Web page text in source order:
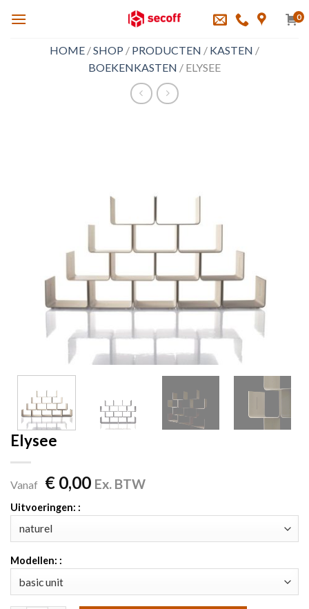
0
HOME /SHOP / PRODUCTEN / KASTEN /
BOEKENKASTEN / ELYSEE
Elysee
Vanaf €0,00 Ex. BTW
Uitvoeringen: :
Modellen: :